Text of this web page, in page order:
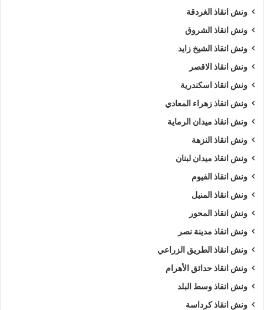
ونش انقاذ الغردقة
ونش انقاذ الشروق
ونش انقاذ الشيخ زايد
ونش انقاذ الاقصر
ونش انقاذ اسكندرية
ونش انقاذ زهراء المعادي
ونش انقاذ ميدان الرماية
ونش انقاذ النزهة
ونش انقاذ ميدان لبنان
ونش انقاذ الفيوم
ونش انقاذ المنيل
ونش انقاذ المحور
ونش انقاذ مدينة نصر
ونش انقاذ الطريق الزراعي
ونش انقاذ حدائق الأهرام
ونش انقاذ وسط البلد
ونش انقاذ كرداسة